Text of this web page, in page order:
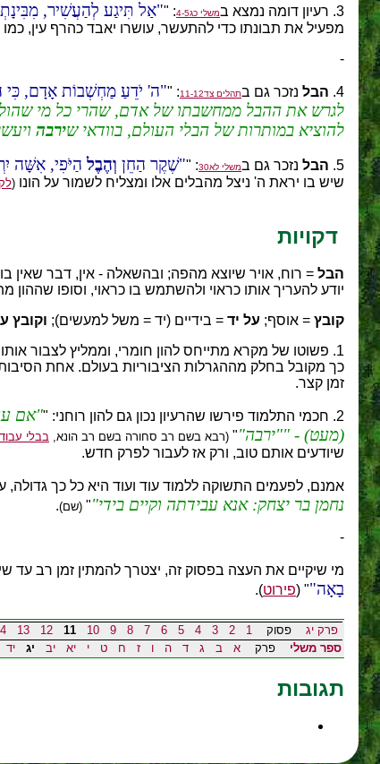
3. רעיון דומה נמצא ב משלי כג4-5 : " אַל תִּיגַע לְהַעֲשִׁיר,
מפעיל את תבונתו כדי להתעשר, עושרו יאבד כהרף עין,
-
4. הבל נזכר גם בתהלים צד11-12 : " ה' יֹדֵעַ מַחְשְׁבוֹת אָדָם, כִּי
לגרש את ההבל ממחשבתו של אדם, שהרי כל מי
להוציא במותרות של הבלי העולם, בוודאי שירבה
5. הבל נזכר גם במשלי לא30 : " שֶׁקֶר הַחֵן וְהֶבֶל הַיֹּפִי, אִשָּׁה
שיש בו יראת ה' ניצל מהבלים אלו ומצליח לשמור על הונו (
דקויות
הבל = רוח, אויר שיוצא מהפה; ובהשאלה - אין, דבר שאין
יודע להעריך אותו כראוי ולהשתמש בו כראוי, וסופו שההון
קובץ = אוסף; על יד = בידיים (יד = משל למעשים); וקובץ
1. פשוטו של מקרא מתייחס להון חומרי, וממליץ לצבור
כך מקובל בחלק מההגרלות הציבוריות בעולם. אחת
זמן קצר.
2. חכמי התלמוד פירשו שהרעיון נכון גם להון רוחני: "
אם
(מעט) -
ירבה " (רבא בשם רב סחורה בשם רב הונא, בבלי
שיודעים אותם טוב, ורק אז לעבור לפרק חדש.
אמנם, לפעמים התשוקה ללמוד עוד ועוד היא כל כך
נחמן בר יצחק: אנא עבידתה וקיים בידי " (שם).
-
מי שיקיים את העצה בפסוק זה, יצטרך להמתין זמן רב עד
בָאָה " (פירוט).
פרק יג פסוק 1
2
3
4
5
6
7
8
9
10
11
12
13
ספר משלי פרק א ב ג ד ה ו ז ח ט י יא יב יג יד
תגובות